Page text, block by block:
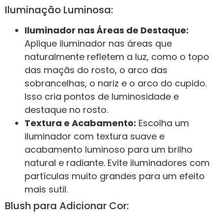
Iluminação Luminosa:
Iluminador nas Áreas de Destaque:
Aplique iluminador nas áreas que
naturalmente refletem a luz, como o topo
das maçãs do rosto, o arco das
sobrancelhas, o nariz e o arco do cupido.
Isso cria pontos de luminosidade e
destaque no rosto.
Textura e Acabamento: Escolha um
iluminador com textura suave e
acabamento luminoso para um brilho
natural e radiante. Evite iluminadores com
partículas muito grandes para um efeito
mais sutil.
Blush para Adicionar Cor: